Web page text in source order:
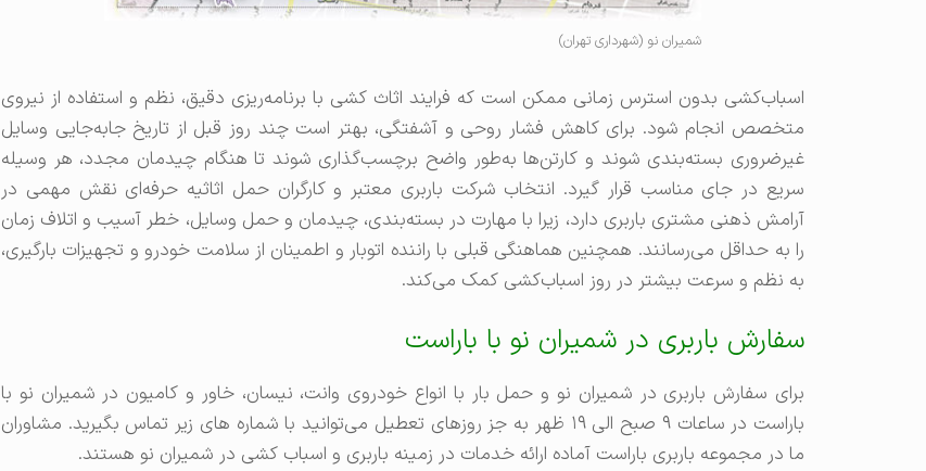
شمیران نو (شهرداری تهران)
اسباب‌کشی بدون استرس زمانی ممکن است که فرایند اثاث کشی با برنامه‌ریزی دقیق، نظم و استفاده از نیروی
متخصص انجام شود. برای کاهش فشار روحی و آشفتگی، بهتر است چند روز قبل از تاریخ جابه‌جایی وسایل
غیرضروری بسته‌بندی شوند و کارتن‌ها به‌طور واضح برچسب‌گذاری شوند تا هنگام چیدمان مجدد، هر وسیله
سریع در جای مناسب قرار گیرد. انتخاب شرکت باربری معتبر و کارگران حمل اثاثیه حرفه‌ای نقش مهمی در
آرامش ذهنی مشتری باربری دارد، زیرا با مهارت در بسته‌بندی، چیدمان و حمل وسایل، خطر آسیب و اتلاف زمان
را به حداقل می‌رسانند. همچنین هماهنگی قبلی با راننده اتوبار و اطمینان از سلامت خودرو و تجهیزات بارگیری،
به نظم و سرعت بیشتر در روز اسباب‌کشی کمک می‌کند.
سفارش باربری در شمیران نو با باراست
برای سفارش باربری در شمیران نو و حمل بار با انواع خودروی وانت، نیسان، خاور و کامیون در شمیران نو با
باراست در ساعات ۹ صبح الی ۱۹ ظهر به جز روزهای تعطیل می‌توانید با شماره های زیر تماس بگیرید. مشاوران
ما در مجموعه باربری باراست آماده ارائه خدمات در زمینه باربری و اسباب کشی در شمیران نو هستند.